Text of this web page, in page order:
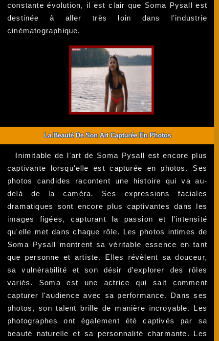
constante évolution, il est clair que Soma Pysall est
destinée à aller très loin dans l'industrie
cinématographique.
La Beauté De Son Art Capturée En Photos
Inimitable de l'art de Soma Pysall est encore plus
captivante lorsqu'elle est capturée en photos. Ses
photos candides racontent une histoire qui va au-
delà de la caméra. Ses expressions faciales
dramatiques sont encore plus captivantes dans les
images figées, capturant la passion et l'intensité
qu'elle met dans chaque rôle. Les photos intimes de
Soma Pysall montrent sa véritable essence en tant
que personne et artiste. Elles révèlent sa douceur,
sa vulnérabilité et son désir d'explorer des rôles
variés. Soma est une actrice qui sait comment
capturer l'audience avec sa performance. Dans ses
photos, son talent brille de manière incroyable. Les
photographes ont également été captivés par sa
beauté naturelle et sa personnalité charmante. Les